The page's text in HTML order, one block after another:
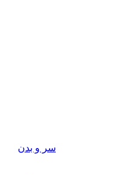
سر و بدن